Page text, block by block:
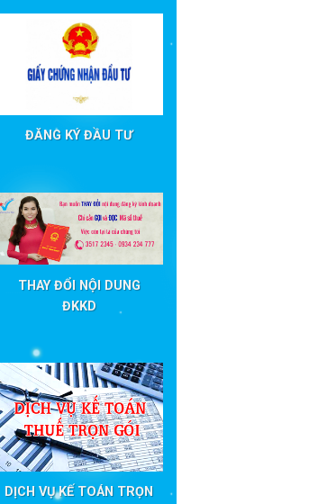
ĐĂNG KÝ ĐẦU TƯ
THAY ĐỔI NỘI DUNG
ĐKKD
DỊCH VỤ KẾ TOÁN TRỌN